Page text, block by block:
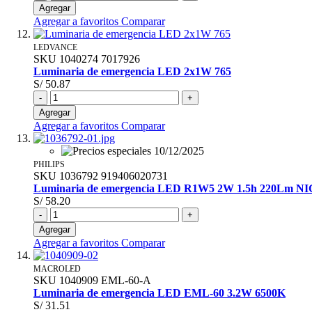
Agregar
Agregar a favoritos Comparar
LEDVANCE
SKU 1040274 7017926
Luminaria de emergencia LED 2x1W 765
S/ 50.87
-
+
Agregar
Agregar a favoritos Comparar
PHILIPS
SKU 1036792 919406020731
Luminaria de emergencia LED R1W5 2W 1.5h 220Lm
S/ 58.20
-
+
Agregar
Agregar a favoritos Comparar
MACROLED
SKU 1040909 EML-60-A
Luminaria de emergencia LED EML-60 3.2W 6500K
S/ 31.51